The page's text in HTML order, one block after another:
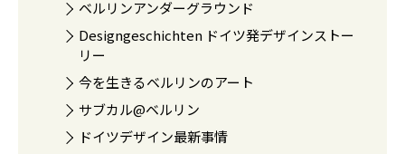
ベルリンアンダーグラウンド
Designgeschichten ドイツ発デザインストー
リー
今を生きるベルリンのアート
サブカル@ベルリン
ドイツデザイン最新事情